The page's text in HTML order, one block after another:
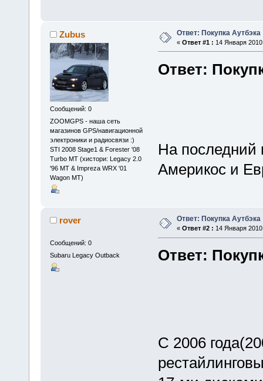
Zubus
Сообщений: 0
ZOOMGPS - наша сеть
магазинов GPS/навигационной
электроники и радиосвязи :)
STI 2008 Stage1 & Forester '08
Turbo MT (хистори: Legacy 2.0
'96 MT & Impreza WRX '01
Wagon MT)
Ответ: Покупка Аутбэка
« Ответ #1 : 14 Января
Ответ:
На последний
Америкос и
rover
Сообщений: 0
Subaru Legacy Outback
Ответ: Покупка Аутбэка
« Ответ #2 : 14 Января
Ответ:
C 2006